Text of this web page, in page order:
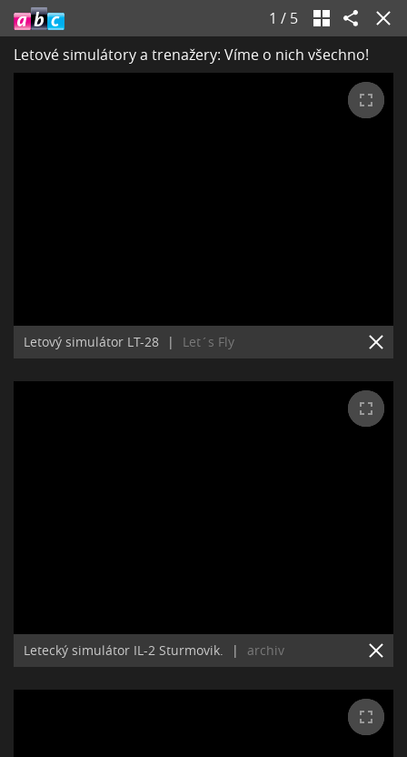
1 / 5
Letové simulátory a trenažery: Víme o nich všechno!
Letový simulátor LT-28 | Let´s Fly
Letecký simulátor IL-2 Sturmovik. | archiv